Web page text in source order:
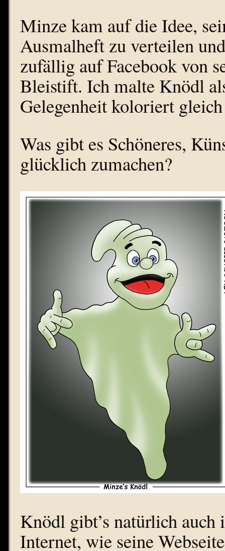
Minze kam auf die Idee,
Ausmalheft zu verteilen
zufällig auf Facebook von
Bleistift. Ich malte Knödl
Gelegenheit koloriert
Was gibt es Schöneres,
glücklich zumachen?
Knödl gibt’s natürlich
Internet, wie seine